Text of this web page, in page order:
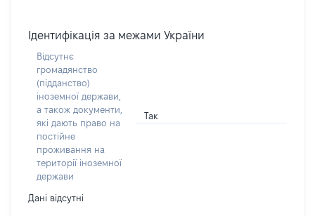
Ідентифікація за межами України
Відсутнє
громадянство
(підданство)
іноземної держави,
а також документи,
які дають право на
постійне
проживання на
території іноземної
держави
Так
Дані відсутні